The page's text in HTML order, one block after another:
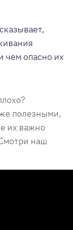
чем опасно их
полезными,
их важно
наш